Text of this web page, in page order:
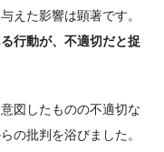
えた影響は顕著です。
行動が、不適切だと捉
図したものの不適切な
の批判を浴びました。